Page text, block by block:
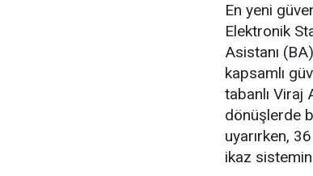
En yeni
Elektronik
Asistanı
kapsamlı
tabanlı Viraj
dönüşlerde
uyarırken,
ikaz